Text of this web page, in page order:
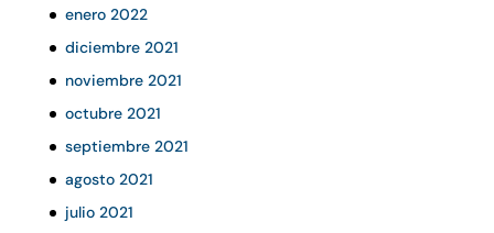
enero 2022
diciembre 2021
noviembre 2021
octubre 2021
septiembre 2021
agosto 2021
julio 2021